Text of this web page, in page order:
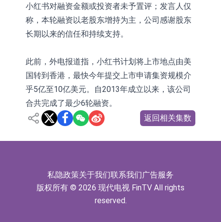
小红书对融资金额或投资者未予置评；发言人仅
称，本轮融资以老股东增持为主，公司感谢股东
长期以来的信任和持续支持。
此前，外电报道指，小红书计划将上市地点由美
国转到香港，最快今年提交上市申请集资规模介
乎5亿至10亿美元。自2013年成立以来，该公司
合共完成了最少6轮融资。
返回相关集数
私隐政策关于我们联系我们广告服务
版权所有 © 2026 现代电视 FinTV All rights
reserved.